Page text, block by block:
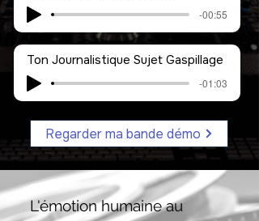
-00:55
Ton Journalistique Sujet Gaspillage
-01:03
Regarder ma bande démo
L'émotion humaine au